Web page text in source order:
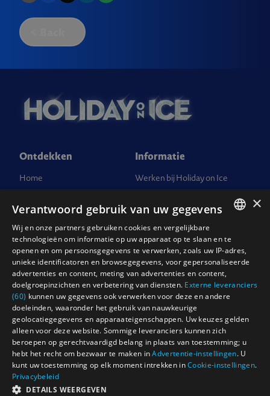
Ontdekken
Home
Groepsarrangementen
Geef Holiday on Ice cadeau
Duurzaamheid bij Holiday on
Ice
Informatie
Werken bij Holiday on Ice
Vragen over tickets
Contact
Algemene Voorwaarden
Privacy Policy
Corporate compliance
© Holiday on Ice 2025 – Designed, built and managed by
Dewynters Ltd
--- --- ```
ENGLISH
NEDERLANDS
DEUTSCH
FRANCAIS
×
Verantwoord gebruik van uw gegevens
Wij en onze partners gebruiken cookies en vergelijkbare
technologieën om informatie op uw apparaat op te slaan en te
openen en om persoonsgegevens te verwerken, zoals uw IP-adres,
unieke identificatoren en browsegegevens, voor gepersonaliseerde
advertenties en content, meting van advertenties en content,
doelgroepinzichten en verbetering van diensten. Externe leveranciers
(60) kunnen uw gegevens ook verwerken voor deze en andere
doeleinden, waaronder het gebruik van nauwkeurige
geolocatiegegevens en apparaateigenschappen. Uw keuzes gelden
alleen voor deze website. Sommige leveranciers kunnen zich
beroepen op gerechtvaardigd belang in plaats van toestemming; u
hebt het recht om bezwaar te maken inAdvertentie-instellingen. U
kunt uw toestemming op elk moment intrekken inCookie-instellingen.
Privacybeleid
DETAILS WEERGEVEN